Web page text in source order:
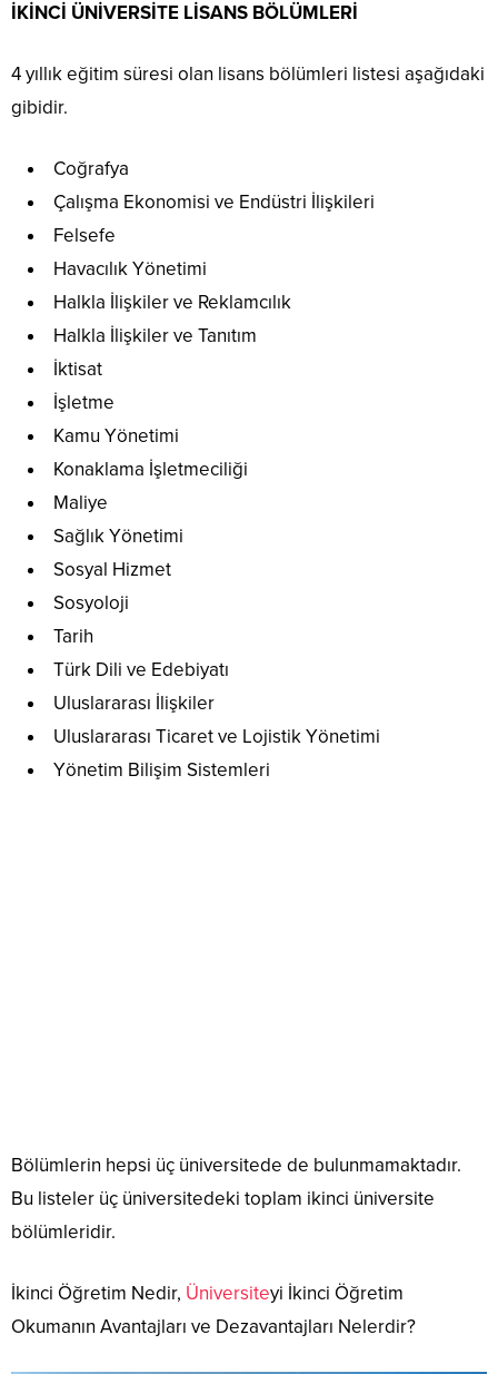
İKİNCİ ÜNİVERSİTE LİSANS BÖLÜMLERİ
4 yıllık eğitim süresi olan lisans bölümleri listesi aşağıdaki
gibidir.
Coğrafya
Çalışma Ekonomisi ve Endüstri İlişkileri
Felsefe
Havacılık Yönetimi
Halkla İlişkiler ve Reklamcılık
Halkla İlişkiler ve Tanıtım
İktisat
İşletme
Kamu Yönetimi
Konaklama İşletmeciliği
Maliye
Sağlık Yönetimi
Sosyal Hizmet
Sosyoloji
Tarih
Türk Dili ve Edebiyatı
Uluslararası İlişkiler
Uluslararası Ticaret ve Lojistik Yönetimi
Yönetim Bilişim Sistemleri
Bölümlerin hepsi üç üniversitede de bulunmamaktadır.
Bu listeler üç üniversitedeki toplam ikinci üniversite
bölümleridir.
İkinci Öğretim Nedir, Üniversiteyi İkinci Öğretim
Okumanın Avantajları ve Dezavantajları Nelerdir?